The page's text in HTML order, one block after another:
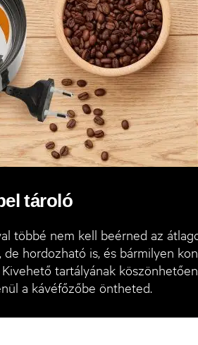
tároló
többé nem kell beérned az
hordozható is, és bármilyen
tartályának
a kávéfőzőbe öntheted.